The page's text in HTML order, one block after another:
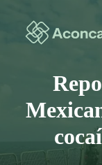
contenido